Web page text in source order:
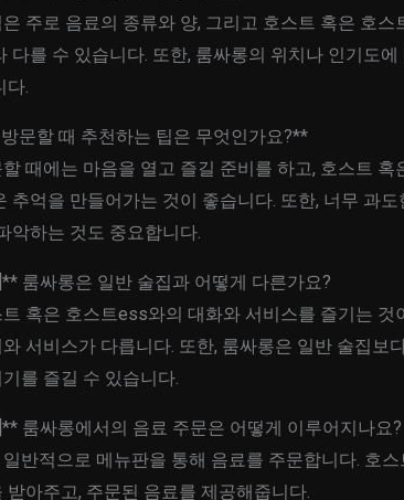
주로 음료의 종류와 양, 그리고 호스트 혹은 호스
다를 수 있습니다. 또한, 룸싸롱의 위치나 인기도
다.
문할 때 추천하는 팁은 무엇인가요?**
때에는 마음을 열고 즐길 준비를 하고, 호스트
추억을 만들어가는 것이 좋습니다. 또한, 너무 과
악하는 것도 중요합니다.
룸싸롱은 일반 술집과 어떻게 다른가요?
혹은 호스트ess와의 대화와 서비스를 즐기는 것
서비스가 다릅니다. 또한, 룸싸롱은 일반 술집보
를 즐길 수 있습니다.
룸싸롱에서의 음료 주문은 어떻게 이루어지나요?
반적으로 메뉴판을 통해 음료를 주문합니다. 호
받아주고, 주문된 음료를 제공해줍니다.